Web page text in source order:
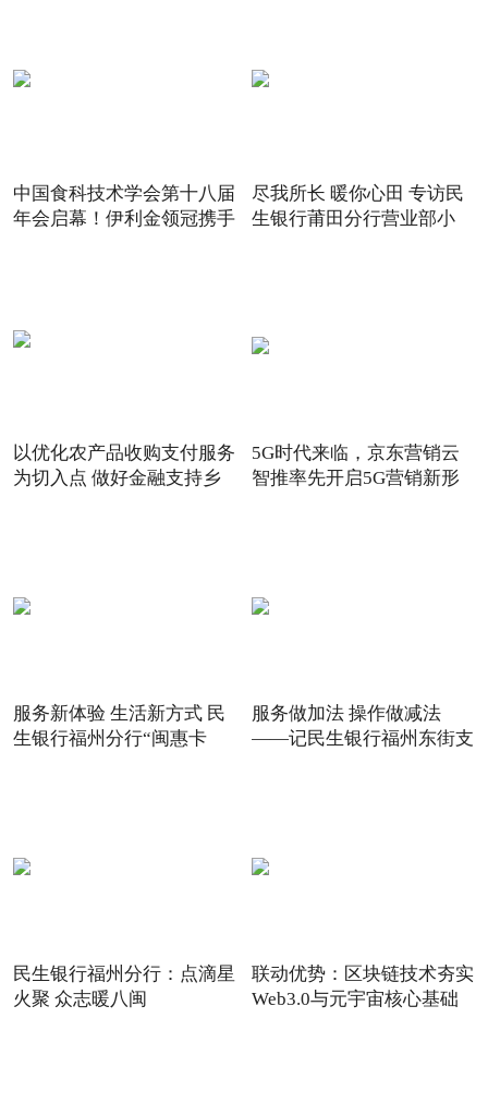
中国食科技术学会第十八届
年会启幕！伊利金领冠携手
尽我所长 暖你心田 专访民
生银行莆田分行营业部小
以优化农产品收购支付服务
为切入点 做好金融支持乡
5G时代来临，京东营销云
智推率先开启5G营销新形
服务新体验 生活新方式 民
生银行福州分行“闽惠卡
服务做加法 操作做减法
——记民生银行福州东街支
民生银行福州分行：点滴星
火聚 众志暖八闽
联动优势：区块链技术夯实
Web3.0与元宇宙核心基础